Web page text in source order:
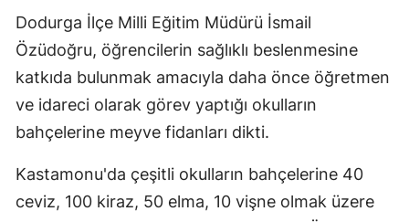
Elazığ
Erzurum
Gaziantep
Giresun
Dodurga İlçe Milli Eğitim Müdürü İsmail
Özüdoğru, öğrencilerin sağlıklı beslenmesine
katkıda bulunmak amacıyla daha önce öğretmen
ve idareci olarak görev yaptığı okulların
bahçelerine meyve fidanları dikti.
Kastamonu'da çeşitli okulların bahçelerine 40
ceviz, 100 kiraz, 50 elma, 10 vişne olmak üzere